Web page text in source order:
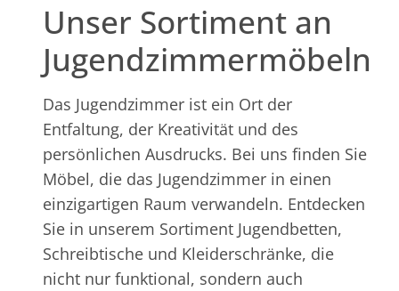
Unser Sortiment an
Jugendzimmermöbeln
Das Jugendzimmer ist ein Ort der
Entfaltung, der Kreativität und des
persönlichen Ausdrucks. Bei uns finden Sie
Möbel, die das Jugendzimmer in einen
einzigartigen Raum verwandeln. Entdecken
Sie in unserem Sortiment Jugendbetten,
Schreibtische und Kleiderschränke, die
nicht nur funktional, sondern auch